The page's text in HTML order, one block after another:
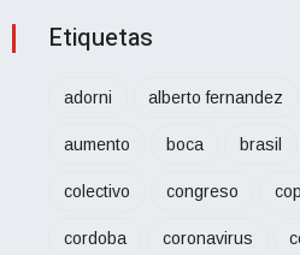
Etiquetas
adorni alberto fernandez
aumento boca brasil
colectivo congreso
cordoba coronavirus